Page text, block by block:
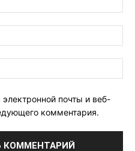
почты и веб-
комментария.